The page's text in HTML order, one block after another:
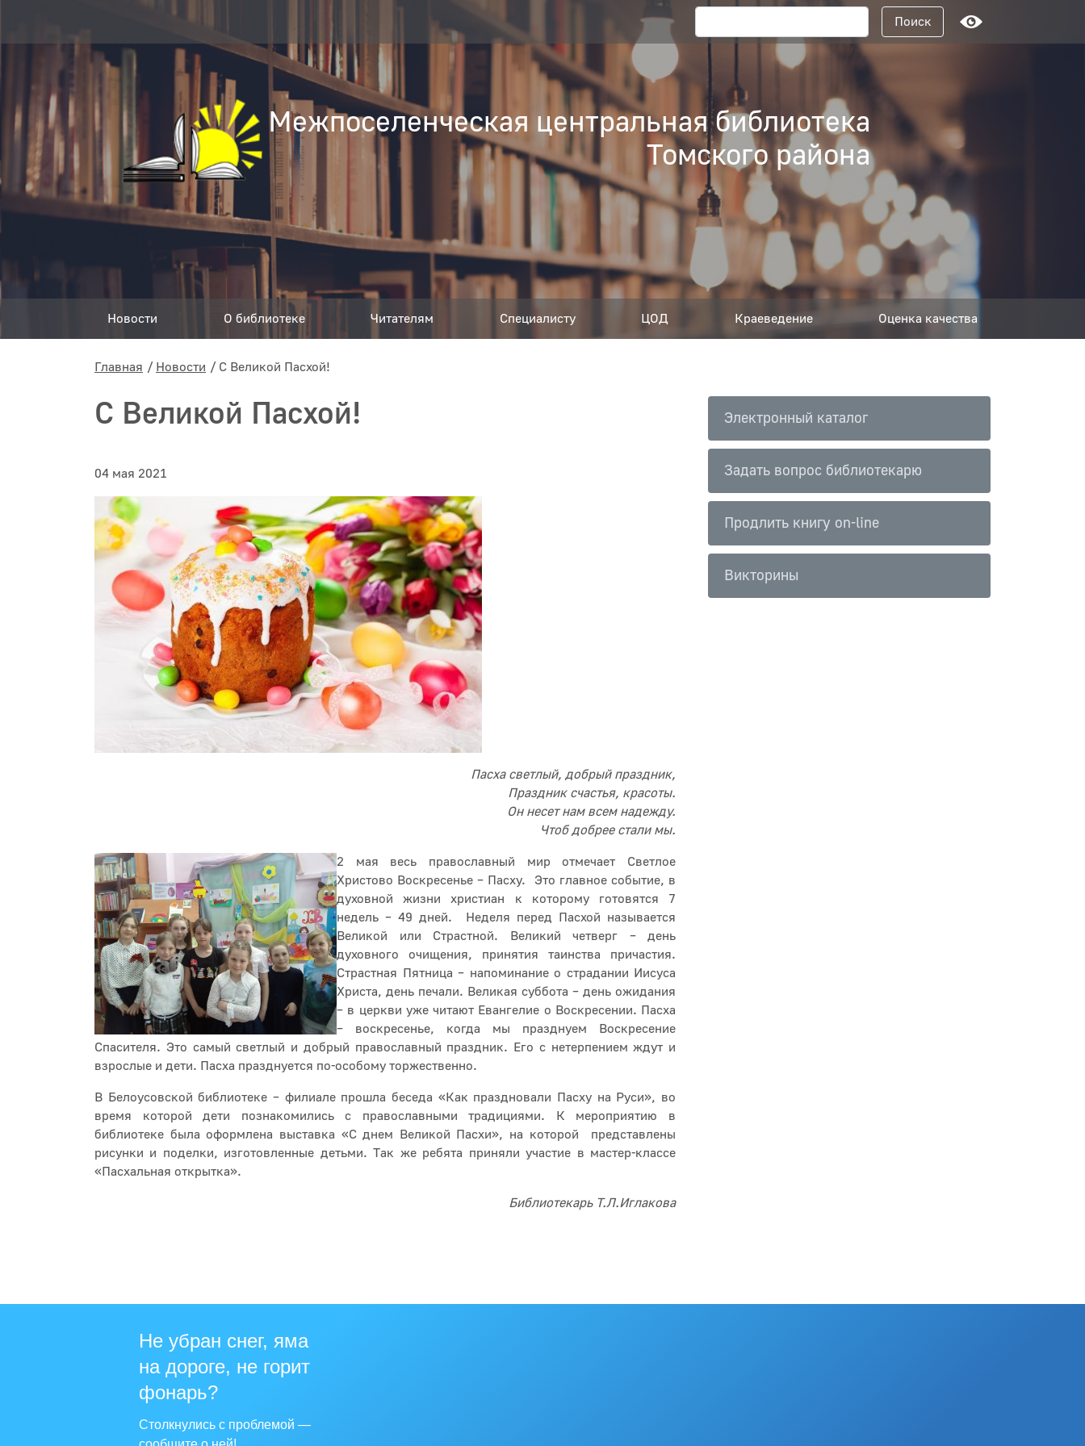
Поисковый запрос
Поиск
Межпоселенческая центральная библиотека
Томского района
Новости О библиотеке Читателям Специалисту ЦОД Краеведение Оценка качества
Главная Новости С Великой Пасхой!
С Великой Пасхой!
04 мая 2021
Пасха светлый, добрый праздник,
Праздник счастья, красоты.
Он несет нам всем надежду.
Чтоб добрее стали мы.
2 мая весь православный мир отмечает Светлое
Христово Воскресенье – Пасху. Это главное событие, в
духовной жизни христиан к которому готовятся 7
недель – 49 дней. Неделя перед Пасхой называется
Великой или Страстной. Великий четверг – день
духовного очищения, принятия таинства причастия.
Страстная Пятница – напоминание о страдании Иисуса
Христа, день печали. Великая суббота – день ожидания
– в церкви уже читают Евангелие о Воскресении. Пасха
– воскресенье, когда мы празднуем Воскресение
Спасителя. Это самый светлый и добрый православный праздник. Его с нетерпением ждут и
взрослые и дети. Пасха празднуется по-особому торжественно.
В Белоусовской библиотеке – филиале прошла беседа «Как праздновали Пасху на Руси», во
время которой дети познакомились с православными традициями. К мероприятию в
библиотеке была оформлена выставка «С днем Великой Пасхи», на которой представлены
рисунки и поделки, изготовленные детьми. Так же ребята приняли участие в мастер-классе
«Пасхальная открытка».
Библиотекарь Т.Л.Иглакова
Электронный каталог
Задать вопрос библиотекарю
Продлить книгу on-line
Викторины
Не убран снег, яма
на дороге, не горит
фонарь?
Столкнулись с проблемой —